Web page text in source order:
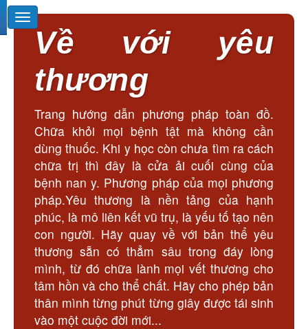
Về với yêu
thương
Trang hướng dẫn phương pháp toàn đồ.
Chữa khỏi mọi bệnh tật mà không cần
dùng thuốc. Khi y học còn chưa tìm ra cách
chữa trị thì đây là cửa ải cuối cùng của
bệnh nan y. Phương pháp của mọi phương
pháp.Yêu thương là nền tảng của hạnh
phúc, là mô liên kết vũ trụ, là yếu tố tạo nên
con người. Hãy quay về với bản thể yêu
thương sẵn có thẳm sâu trong đáy lòng
mình, từ đó chữa lành mọi vết thương cho
tâm hồn và cho thể chất. Hãy cho phép bản
thân mình từng phút từng giây được tái sinh
vào một cuộc đời mới...